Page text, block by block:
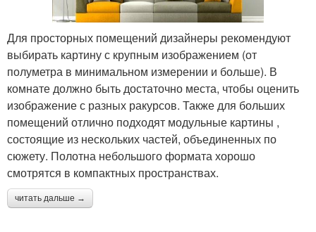
Для просторных помещений дизайнеры рекомендуют
выбирать картину с крупным изображением (от
полуметра в минимальном измерении и больше). В
комнате должно быть достаточно места, чтобы оценить
изображение с разных ракурсов. Также для больших
помещений отлично подходят модульные картины ,
состоящие из нескольких частей, объединенных по
сюжету. Полотна небольшого формата хорошо
смотрятся в компактных пространствах.
читать дальше →